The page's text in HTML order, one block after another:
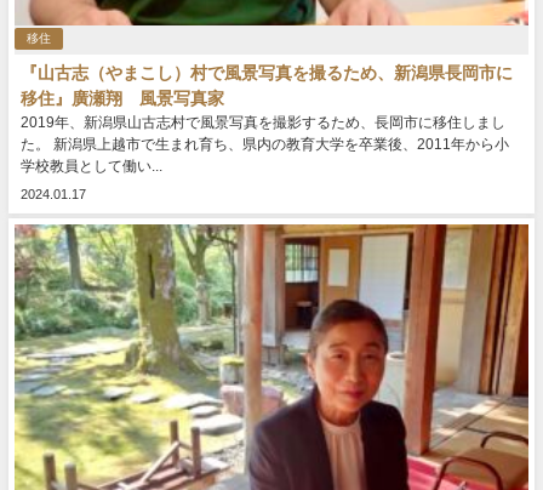
移住
『山古志（やまこし）村で風景写真を撮るため、新潟県長岡市に
移住』廣瀬翔 風景写真家
2019年、新潟県山古志村で風景写真を撮影するため、長岡市に移住しまし
た。 新潟県上越市で生まれ育ち、県内の教育大学を卒業後、2011年から小
学校教員として働い...
2024.01.17